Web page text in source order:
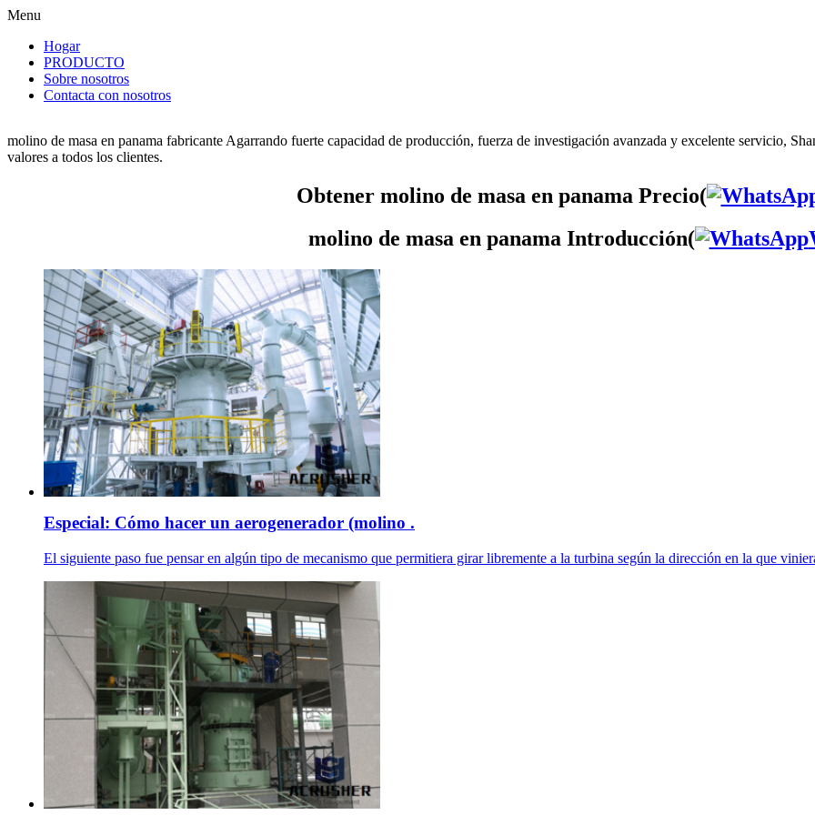
Menu
Hogar
PRODUCTO
Sobre nosotros
Contacta con nosotros
molino de masa en panama fabricante Agarrando fuerte capacidad de producción, fuerza de investigación avanzada y excelente servicio,
valores a todos los clientes.
Obtener molino de masa en panama Precio(
molino de masa en panama Introducción(
Especial: Cómo hacer un aerogenerador (molino .
El siguiente paso fue pensar en algún tipo de mecanismo que permitiera girar libremente a la turbina según la dirección en la que